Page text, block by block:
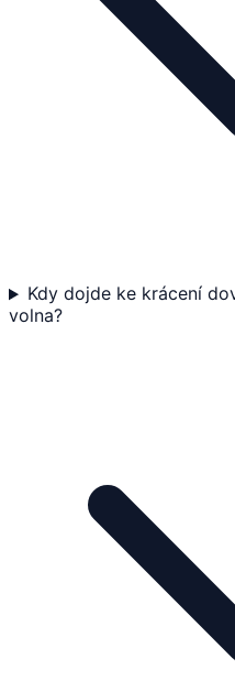
Kdy dojde ke krácení
volna?